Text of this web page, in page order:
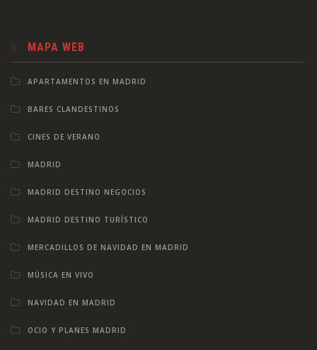
MAPA WEB
APARTAMENTOS EN MADRID
BARES CLANDESTINOS
CINES DE VERANO
MADRID
MADRID DESTINO NEGOCIOS
MADRID DESTINO TURÍSTICO
MERCADILLOS DE NAVIDAD EN MADRID
MÚSICA EN VIVO
NAVIDAD EN MADRID
OCIO Y PLANES MADRID